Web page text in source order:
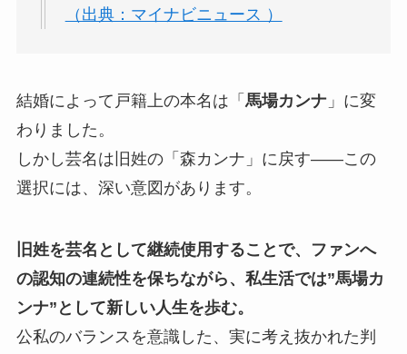
（出典：マイナビニュース ）
結婚によって戸籍上の本名は「 馬場カンナ」に変
わりました。
しかし芸名は旧姓の「森カンナ」に戻す——この
選択には、深い意図があります。
旧姓を芸名として継続使用することで、ファンへ
の認知の連続性を保ちながら、私生活では”馬場カ
ンナ”として新しい人生を歩む。
公私のバランスを意識した、実に考え抜かれた判